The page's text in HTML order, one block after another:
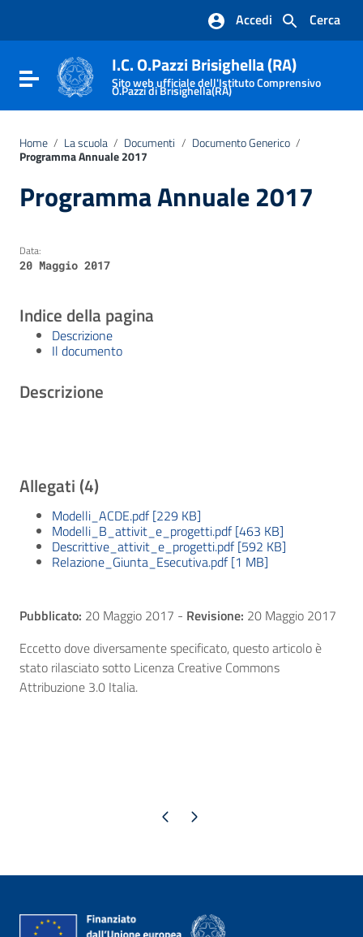
Vai al footer
Cerca
Accedi
Attiva / disattiva la navigazione
I.C. O.Pazzi Brisighella (RA)
Sito web ufficiale dell'Istituto Comprensivo
O.Pazzi di Brisighella(RA)
Home / La scuola / Documenti / Documento Generico /
Programma Annuale 2017
Programma Annuale 2017
Data:
20 Maggio 2017
Indice della pagina
Descrizione
Il documento
Descrizione
Allegati (4)
Modelli_ACDE.pdf [229 KB]
Modelli_B_attivit_e_progetti.pdf [463 KB]
Descrittive_attivit_e_progetti.pdf [592 KB]
Relazione_Giunta_Esecutiva.pdf [1 MB]
Pubblicato: 20 Maggio 2017 - Revisione: 20 Maggio 2017
Eccetto dove diversamente specificato, questo articolo è
stato rilasciato sotto Licenza Creative Commons
Attribuzione 3.0 Italia.
Pagina precedente
Pagina successiva